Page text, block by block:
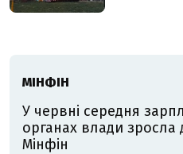
МІНФІН
У червні середня
органах влади зросла
Мінфін